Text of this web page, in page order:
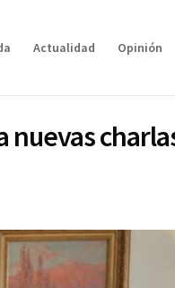
Actualidad Opinión